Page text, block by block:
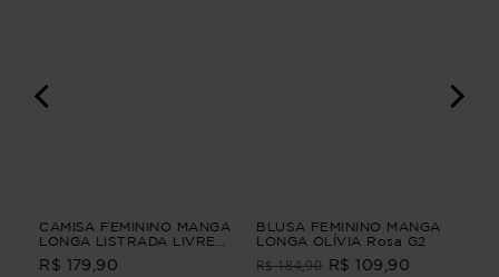
CAMISA FEMININO MANGA
LONGA LISTRADA LIVRE
Bege G4
R$ 179,90
BLUSA FEMININO MANGA
LONGA OLÍVIA Rosa G2
R$ 184,90 R$ 109,90